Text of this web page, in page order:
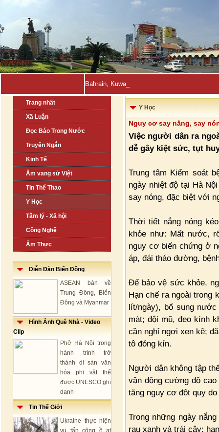
Bahrain, Kuwait tuyên bố đẩy l-
Trang nhất
Xã Luận
Đọc Báo Trong Nước
Truyện Ngắn
Kinh Tế
Âm vang sử Việt
Tin Thể Thao
Y Học
Tâm lý - Xã hội
Công Nghệ
Ẩm Thực
Diễn Đàn Biển Đông
ASEAN bàn về
Trung Đông, Biển
Đông và Myanmar
Hình Ảnh Quê Nhà - Video
Clip
Phở Hà Nội trong
hành trình trở
thành di sản văn
hóa phi vật thể
được UNESCO ghi
danh
Tin Thế Giới
Ukraine thực hiện
vụ tấn công ồ ạt
Y Học
Nguy cơ say nắng, say
Việc người dân ra
dễ gây kiệt sức, tụt
Trung tâm Kiểm soát
ngày nhiệt độ tại Hà
say nóng, đặc biệt với
Thời tiết nắng nóng
khỏe như: Mất nước,
nguy cơ biến chứng ở
áp, đái tháo đường,
Để bảo vệ sức khỏe,
Hạn chế ra ngoài trong
lít/ngày), bổ sung
mát; đội mũ, đeo kính
cần nghỉ ngơi xen kẽ;
tô đóng kín.
Người dân không tập
vận động cường độ
tăng nguy cơ đột quỵ
Trong những ngày
rau xanh và trái cây;